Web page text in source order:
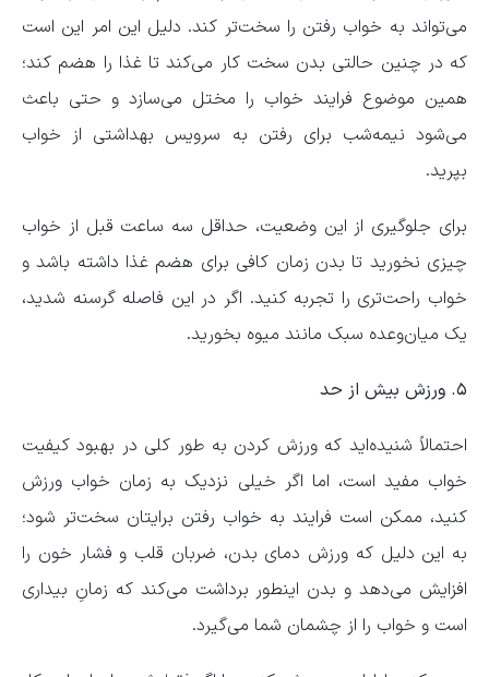
می‌تواند به خواب رفتن را سخت‌تر کند. دلیل این امر این است
که در چنین حالتی بدن سخت کار می‌کند تا غذا را هضم کند؛
همین موضوع فرایند خواب را مختل می‌سازد و حتی باعث
می‌شود نیمه‌شب برای رفتن به سرویس بهداشتی از خواب
بپرید.
برای جلوگیری از این وضعیت، حداقل سه ساعت قبل از خواب
چیزی نخورید تا بدن زمان کافی برای هضم غذا داشته باشد و
خواب راحت‌تری را تجربه کنید. اگر در این فاصله گرسنه شدید،
یک میان‌وعده سبک مانند میوه بخورید.
۵. ورزش بیش از حد
احتمالاً شنیده‌اید که ورزش کردن به طور کلی در بهبود کیفیت
خواب مفید است، اما اگر خیلی نزدیک به زمان خواب ورزش
کنید، ممکن است فرایند به خواب رفتن برایتان سخت‌تر شود؛
به این دلیل که ورزش دمای بدن، ضربان قلب و فشار خون را
افزایش می‌دهد و بدن اینطور برداشت می‌کند که زمانِ بیداری
است و خواب را از چشمان شما می‌گیرد.